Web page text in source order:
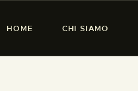
HOME CHI SIAMO